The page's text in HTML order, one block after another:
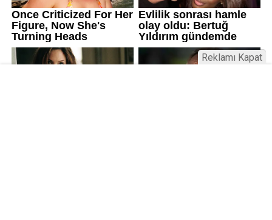
Reklamı Kapat